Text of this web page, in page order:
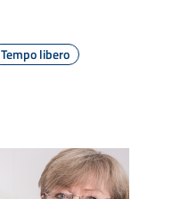
Tempo libero